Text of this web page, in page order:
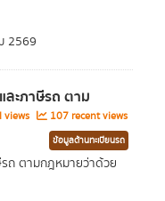
2569
ละภาษีรถ ตาม
views 107 recent views
ข้อมูลด้านทะเบียนรถ
รถ ตามกฎหมายว่าด้วย